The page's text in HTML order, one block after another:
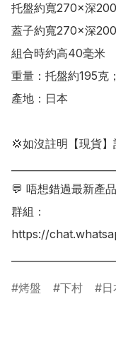
托盤約寬270×深
蓋子約寬270×深
組合時約高40毫米
重量：托盤約195克
產地：日本
💢如沒註明【現貨
💬 唔想錯過最新產
群組：
https://
烤盤 下村